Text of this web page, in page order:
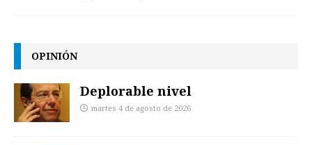
OPINIÓN
Deplorable nivel
martes 4 de agosto de 2026